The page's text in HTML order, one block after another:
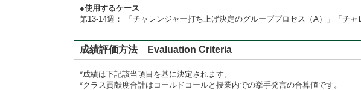
●使用するケース
第13-14週： 「チャレンジャー打ち上げ決定のグループプロセス（A）」「チ
成績評価方法 Evaluation Criteria
*成績は下記該当項目を基に決定されます。
*クラス貢献度合計はコールドコールと授業内での挙手発言の合算値です。